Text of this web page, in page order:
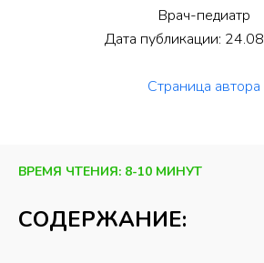
Врач-педиатр
Дата публикации:
Страница автора
ВРЕМЯ ЧТЕНИЯ: 8-10 МИНУТ
СОДЕРЖАНИЕ: